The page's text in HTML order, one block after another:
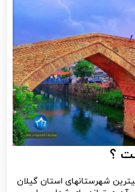
؟
شهرستان­های استان گیلان